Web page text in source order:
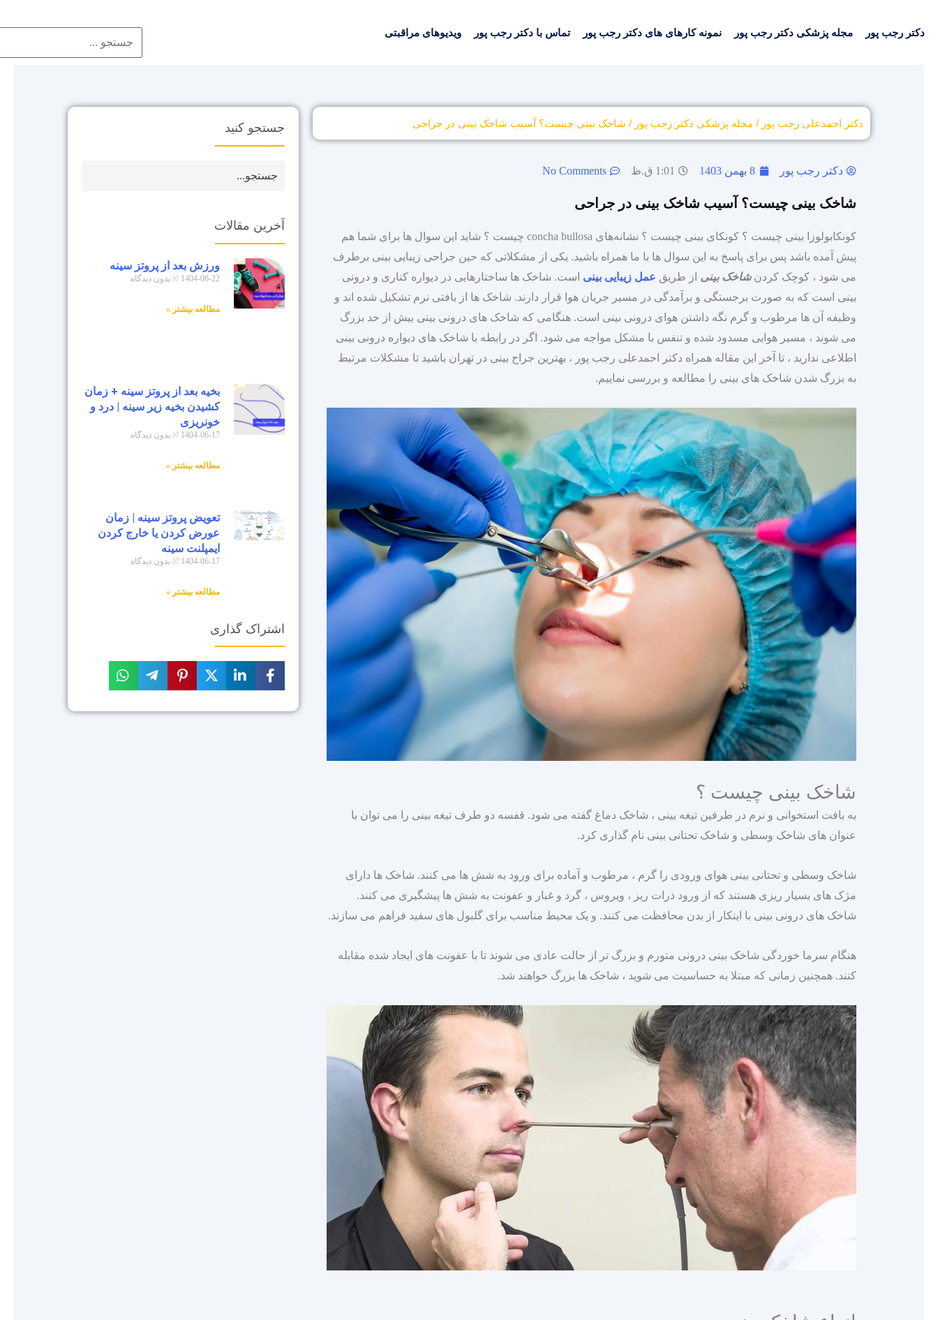
دکتر رجب پور مجله پزشکی دکتر رجب پور نمونه کارهای های دکتر رجب پور تماس با دکتر رجب پور ویدیوهای مراقبتی
دکتر احمدعلی رجب پور / مجله پزشکی دکتر رجب پور / شاخک بینی چیست؟ آسیب شاخک بینی در جراحی
دکتر رجب پور 8 بهمن 1403 1:01 ق.ظ No Comments
شاخک بینی چیست؟ آسیب شاخک بینی در جراحی
کونکابولوزا بینی چیست ؟ کونکای بینی چیست ؟ نشانه‌های concha bullosa چیست ؟ شاید این سوال‌ ها برای شما هم
پیش آمده باشد پس برای پاسخ به این سوال‌ ها با ما همراه باشید. یکی از مشکلاتی که حین جراحی زیبایی بینی برطرف
می‌ شود ، کوچک کردنشاخک بینی از طریق عمل زیبایی بینی است. شاخک‌ ها ساختارهایی در دیواره کناری و درونی
بینی است که به صورت برجستگی و برآمدگی در مسیر جریان هوا قرار دارند. شاخک‌ ها از بافتی نرم تشکیل شده‌ اند و
وظیفه آن‌ ها مرطوب و گرم نگه داشتن هوای درونی بینی است. هنگامی که شاخک‌ های درونی بینی بیش از حد بزرگ
می‌ شوند ، مسیر هوایی مسدود شده و تنفس با مشکل مواجه می‌ شود. اگر در رابطه با شاخک‌ های دیواره درونی بینی
اطلاعی ندارید ، تا آخر این مقاله همراه دکتر احمدعلی رجب پور ، بهترین جراح بینی در تهران باشید تا مشکلات مرتبط
به بزرگ شدن شاخک های بینی را مطالعه و بررسی نماییم.
شاخک بینی چیست ؟
به بافت استخوانی و نرم در طرفین تیغه بینی ، شاخک دماغ گفته می‌ شود. قفسه دو طرف تیغه بینی را می‌ توان با
عنوان‌ های شاخک وسطی و شاخک تحتانی بینی نام‌ گذاری کرد.
شاخک وسطی و تحتانی بینی هوای ورودی را گرم ، مرطوب و آماده برای ورود به شش‌ ها می‌ کنند. شاخک‌ ها دارای
مژک‌ های بسیار ریزی هستند که از ورود ذرات ریز ، ویروس ، گرد و غبار و عفونت به شش‌ ها پیشگیری می‌ کنند.
شاخک‌ های درونی بینی با اینکار از بدن محافظت می‌ کنند. و یک محیط مناسب برای گلبول‌ های سفید فراهم می‌ سازند.
هنگام سرما خوردگی شاخک‌ بینی درونی متورم و بزرگ‌ تر از حالت عادی می‌ شوند تا با عفونت‌ های ایجاد شده مقابله
کنند. همچنین زمانی که مبتلا به حساسیت می‌ شوید ، شاخک‌ ها بزرگ خواهند شد.
جستجو کنید
آخرین مقالات
ورزش بعد از پروتز سینه
1404-06-22 بدون دیدگاه
مطالعه بیشتر »
بخیه بعد از پروتز سینه + زمان
کشیدن بخیه زیر سینه | درد و
خونریزی
1404-06-17 بدون دیدگاه
مطالعه بیشتر »
تعویض پروتز سینه | زمان
عورض کردن یا خارج کردن
ایمپلنت سینه
1404-06-17 بدون دیدگاه
مطالعه بیشتر »
اشتراک گذاری